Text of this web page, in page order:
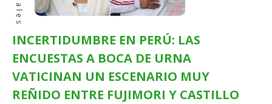
INCERTIDUMBRE EN PERÚ: LAS
ENCUESTAS A BOCA DE URNA
VATICINAN UN ESCENARIO MUY
REÑIDO ENTRE FUJIMORI Y CASTILLO